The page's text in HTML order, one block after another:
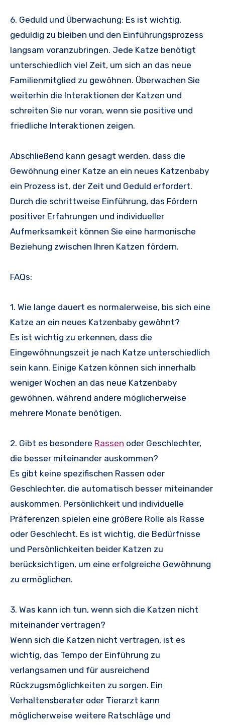
6. Geduld und Überwachung: Es ist wichtig,
geduldig zu bleiben und den Einführungsprozess
langsam voranzubringen. Jede Katze benötigt
unterschiedlich viel Zeit, um sich an das neue
Familienmitglied zu gewöhnen. Überwachen Sie
weiterhin die Interaktionen der Katzen und
schreiten Sie nur voran, wenn sie positive und
friedliche Interaktionen zeigen.
Abschließend kann gesagt werden, dass die
Gewöhnung einer Katze an ein neues Katzenbaby
ein Prozess ist, der Zeit und Geduld erfordert.
Durch die schrittweise Einführung, das Fördern
positiver Erfahrungen und individueller
Aufmerksamkeit können Sie eine harmonische
Beziehung zwischen Ihren Katzen fördern.
FAQs:
1. Wie lange dauert es normalerweise, bis sich eine
Katze an ein neues Katzenbaby gewöhnt?
Es ist wichtig zu erkennen, dass die
Eingewöhnungszeit je nach Katze unterschiedlich
sein kann. Einige Katzen können sich innerhalb
weniger Wochen an das neue Katzenbaby
gewöhnen, während andere möglicherweise
mehrere Monate benötigen.
2. Gibt es besondere Rassen oder Geschlechter,
die besser miteinander auskommen?
Es gibt keine spezifischen Rassen oder
Geschlechter, die automatisch besser miteinander
auskommen. Persönlichkeit und individuelle
Präferenzen spielen eine größere Rolle als Rasse
oder Geschlecht. Es ist wichtig, die Bedürfnisse
und Persönlichkeiten beider Katzen zu
berücksichtigen, um eine erfolgreiche Gewöhnung
zu ermöglichen.
3. Was kann ich tun, wenn sich die Katzen nicht
miteinander vertragen?
Wenn sich die Katzen nicht vertragen, ist es
wichtig, das Tempo der Einführung zu
verlangsamen und für ausreichend
Rückzugsmöglichkeiten zu sorgen. Ein
Verhaltensberater oder Tierarzt kann
möglicherweise weitere Ratschläge und